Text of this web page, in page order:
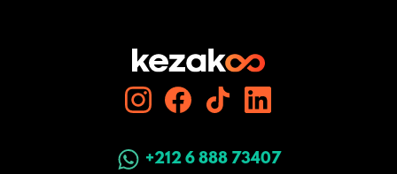
+212 6 888 73407